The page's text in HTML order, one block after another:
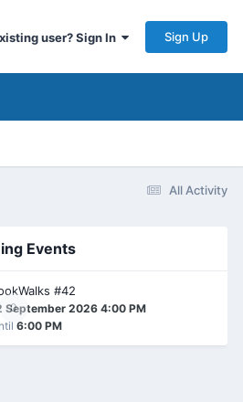
user? Sign In Sign Up
All Activity
Events
0
#42
September 2026 4:00 PM
6:00 PM